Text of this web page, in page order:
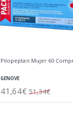
Pilopeptan Mujer 60
GENOVE
41,64€ 51,34€